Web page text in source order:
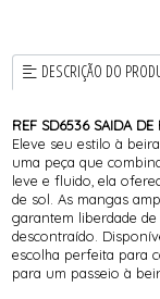
DESCRIÇÃO DO
REF SD6536 SAIDA DE
Eleve seu estilo à
uma peça que
leve e fluido, ela
de sol. As mangas
garantem liberdade
descontraído.
escolha perfeita para
para um passeio à